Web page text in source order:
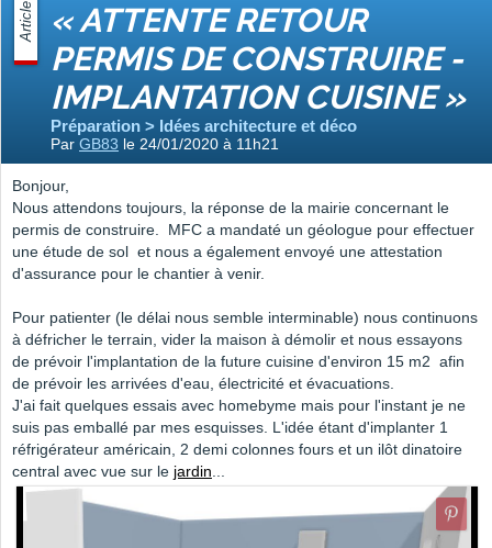
Article « ATTENTE RETOUR
PERMIS DE CONSTRUIRE -
IMPLANTATION CUISINE »
Préparation > Idées architecture et déco
Par GB83 le 24/01/2020 à 11h21
Bonjour,
Nous attendons toujours, la réponse de la mairie concernant le
permis de construire. MFC a mandaté un géologue pour effectuer
une étude de sol et nous a également envoyé une attestation
d'assurance pour le chantier à venir.
Pour patienter (le délai nous semble interminable) nous continuons
à défricher le terrain, vider la maison à démolir et nous essayons
de prévoir l'implantation de la future cuisine d'environ 15 m2 afin
de prévoir les arrivées d'eau, électricité et évacuations.
J'ai fait quelques essais avec homebyme mais pour l'instant je ne
suis pas emballé par mes esquisses. L'idée étant d'implanter 1
réfrigérateur américain, 2 demi colonnes fours et un ilôt dinatoire
central avec vue sur le jardin...